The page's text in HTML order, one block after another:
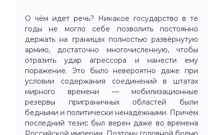
О чём идет речь? Никакое государство в те
годы не могло себе позволить постоянно
держать на границах полностью развёрнутую
армию, достаточно многочисленную, чтобы
отразить удар агрессора и нанести ему
поражение. Это было невероятно даже при
условии содержания соединений в штатах
мирного времени — мобилизационные
резервы приграничных областей были
бедными и политически ненадёжными. Причём
последний тезис был верен даже во времена